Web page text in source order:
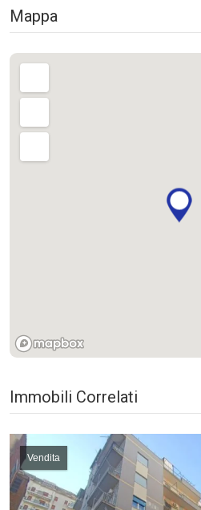
Mappa
Immobili Correlati
Vendita